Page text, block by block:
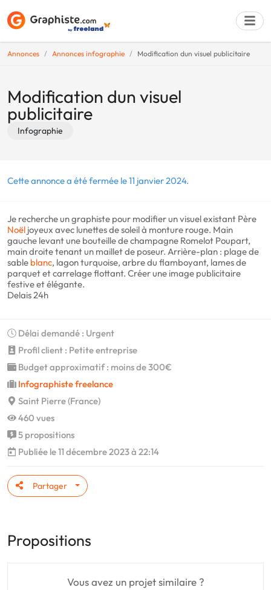
Annonces Annonces infographie Modification dun visuel publicitaire
Modification dun visuel
publicitaire
Infographie
Cette annonce a été fermée le 11 janvier 2024.
Je recherche un graphiste pour modifier un visuel existant Père
Noël joyeux avec lunettes de soleil à monture rouge. Main
gauche levant une bouteille de champagne Romelot Poupart,
main droite tenant un maillet de poseur. Arrière-plan : plage de
sable blanc, lagon turquoise, arbre du flamboyant, lames de
parquet et carrelage flottant. Créer une image publicitaire
festive et élégante.
Delais 24h
Délai demandé : Urgent
Profil client : Petite entreprise
Budget approximatif : moins de 300€
Infographiste freelance
Saint Pierre (France)
460 vues
5 propositions
Publiée le 11 décembre 2023 à 22:14
Partager
Propositions
Vous avez un projet similaire ?